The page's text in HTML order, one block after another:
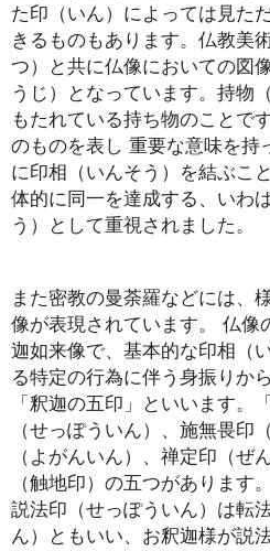
た印（いん）によっては見た
きるものもあります。仏教美
つ）と共に仏像においての図
うじ）となっています。持物
もたれている持ち物のことで
のものを表し 重要な意味を持
に印相（いんそう）を結ぶこ
体的に同一を達成する、いわ
う）として重視されました。
また密教の曼荼羅などには、
像が表現されています。 仏像
迦如来像で、基本的な印相（
る特定の行為に伴う身振りか
「釈迦の五印」といいます。
（せっぽういん）、施無畏印
（よがんいん）、禅定印（ぜ
（触地印）の五つがあります。
説法印（せっぽういん）は転
ん）ともいい、お釈迦様が説